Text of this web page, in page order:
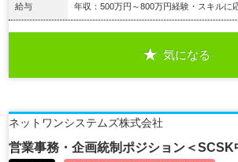
給与 年収：500万円～800万円経験・スキルに
気になる
ネットワンシステムズ株式会社
営業事務・企画統制ポジション＜SCSK